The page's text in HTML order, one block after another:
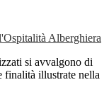
Alberghiera
si avvalgono di
finalità illustrate nella